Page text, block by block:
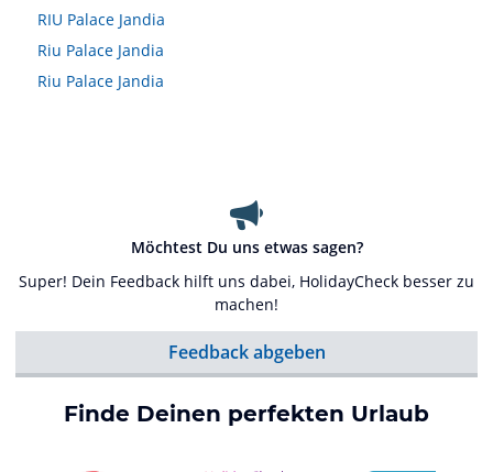
RIU Palace Jandia
Riu Palace Jandia
Riu Palace Jandia
Möchtest Du uns etwas sagen?
Super! Dein Feedback hilft uns dabei, HolidayCheck besser zu
machen!
Feedback abgeben
Finde Deinen perfekten Urlaub